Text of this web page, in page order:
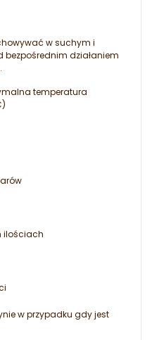
w suchym i
bezpośrednim działaniem
temperatura
ilościach
w przypadku gdy jest